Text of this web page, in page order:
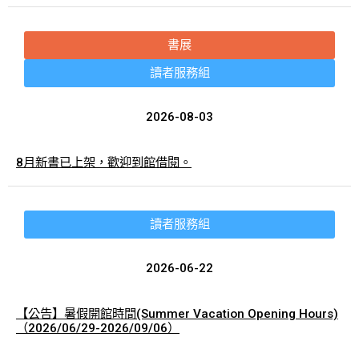
書展
讀者服務組
2026-08-03
8月新書已上架，歡迎到館借閱。
讀者服務組
2026-06-22
【公告】暑假開館時間(Summer Vacation Opening Hours)
（2026/06/29-2026/09/06）